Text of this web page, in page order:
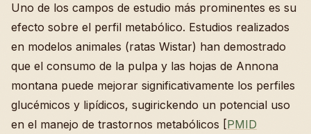
Uno de los campos de estudio más prominentes es su
efecto sobre el perfil metabólico. Estudios realizados
en modelos animales (ratas Wistar) han demostrado
que el consumo de la pulpa y las hojas de Annona
montana puede mejorar significativamente los perfiles
glucémicos y lipídicos, sugirickendo un potencial uso
en el manejo de trastornos metabólicos [PMID